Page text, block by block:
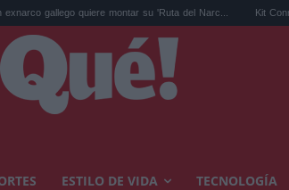
quiere montar su 'Ruta del Narc... Kit Connor será
ESTILO DE VIDA TECNOLOGÍA